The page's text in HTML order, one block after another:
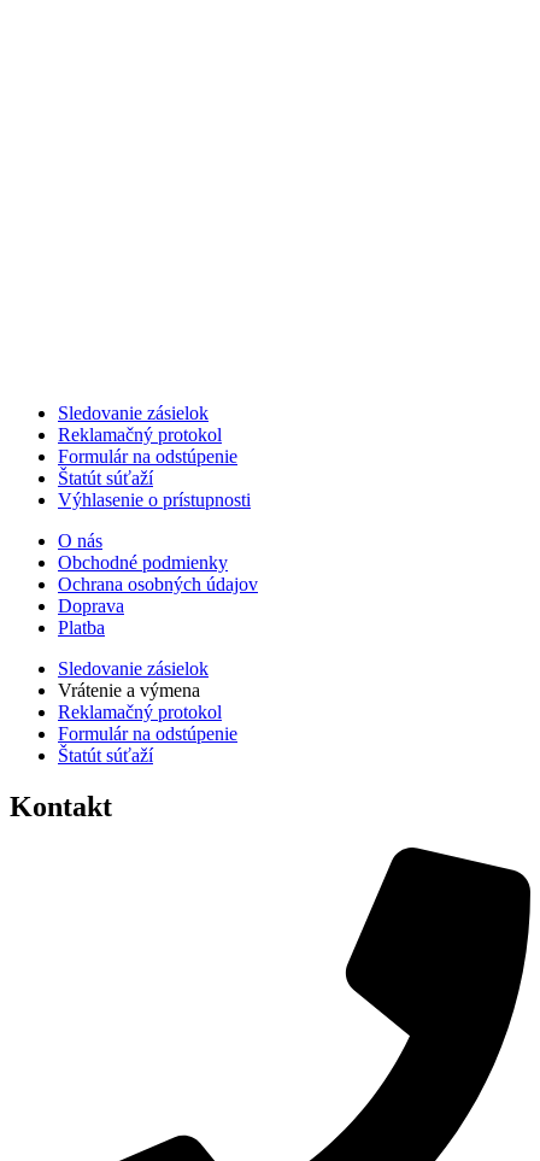
Sledovanie zásielok
Reklamačný protokol
Formulár na odstúpenie
Štatút súťaží
Výhlasenie o prístupnosti
O nás
Obchodné podmienky
Ochrana osobných údajov
Doprava
Platba
Sledovanie zásielok
Vrátenie a výmena
Reklamačný protokol
Formulár na odstúpenie
Štatút súťaží
Kontakt